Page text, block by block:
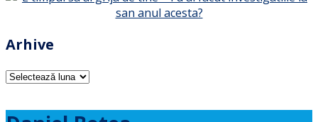
Arhive
Arhive